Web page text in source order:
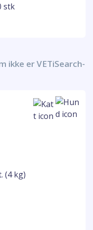
stk
ikke er VETiSearch-